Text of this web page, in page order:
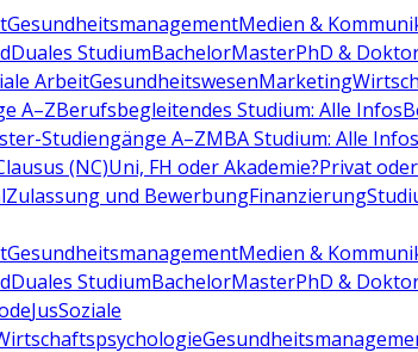
GesundheitsmanagementMedien &
Duales StudiumBachelorMasterPhD &
ArbeitGesundheitswesenMarketing
A–ZBerufsbegleitendes Studium: Alle Infos
Studiengänge A–ZMBA Studium: Alle Infos
(NC)Uni, FH oder Akademie?Privat
Zulassung und BewerbungFinanzierung
GesundheitsmanagementMedien &
Duales StudiumBachelorMasterPhD &
JusSoziale